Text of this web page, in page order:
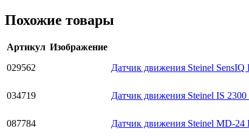
Похожие товары
Артикул Изображение
029562
Датчик движения Steinel SensIQ
034719 Датчик движения Steinel IS
087784 Датчик движения Steinel MD-24